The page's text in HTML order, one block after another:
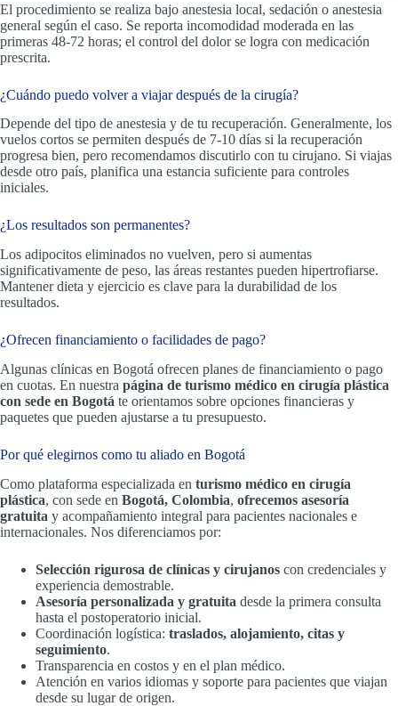
El procedimiento se realiza bajo anestesia local, sedación o anestesia
general según el caso. Se reporta incomodidad moderada en las
primeras 48-72 horas; el control del dolor se logra con medicación
prescrita.
¿Cuándo puedo volver a viajar después de la cirugía?
Depende del tipo de anestesia y de tu recuperación. Generalmente, los
vuelos cortos se permiten después de 7-10 días si la recuperación
progresa bien, pero recomendamos discutirlo con tu cirujano. Si viajas
desde otro país, planifica una estancia suficiente para controles
iniciales.
¿Los resultados son permanentes?
Los adipocitos eliminados no vuelven, pero si aumentas
significativamente de peso, las áreas restantes pueden hipertrofiarse.
Mantener dieta y ejercicio es clave para la durabilidad de los
resultados.
¿Ofrecen financiamiento o facilidades de pago?
Algunas clínicas en Bogotá ofrecen planes de financiamiento o pago
en cuotas. En nuestra página de turismo médico en cirugía plástica
con sede en Bogotá te orientamos sobre opciones financieras y
paquetes que pueden ajustarse a tu presupuesto.
Por qué elegirnos como tu aliado en Bogotá
Como plataforma especializada en turismo médico en cirugía
plástica, con sede en Bogotá, Colombia, ofrecemos asesoría
gratuita y acompañamiento integral para pacientes nacionales e
internacionales. Nos diferenciamos por:
Selección rigurosa de clínicas y cirujanos con credenciales y
experiencia demostrable.
Asesoría personalizada y gratuita desde la primera consulta
hasta el postoperatorio inicial.
Coordinación logística: traslados, alojamiento, citas y
seguimiento.
Transparencia en costos y en el plan médico.
Atención en varios idiomas y soporte para pacientes que viajan
desde su lugar de origen.